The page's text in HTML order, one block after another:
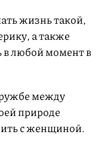
жизнь такой,
а также
в любой момент в
между
природе
с женщиной.